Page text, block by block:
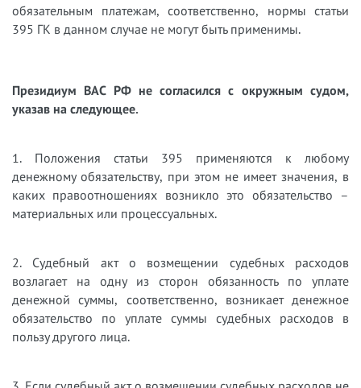
обязательным платежам, соответственно, нормы статьи
395 ГК в данном случае не могут быть применимы.
Президиум ВАС РФ не согласился с окружным судом,
указав на следующее.
1. Положения статьи 395 применяются к любому
денежному обязательству, при этом не имеет значения, в
каких правоотношениях возникло это обязательство –
материальных или процессуальных.
2. Судебный акт о возмещении судебных расходов
возлагает на одну из сторон обязанность по уплате
денежной суммы, соответственно, возникает денежное
обязательство по уплате суммы судебных расходов в
пользу другого лица.